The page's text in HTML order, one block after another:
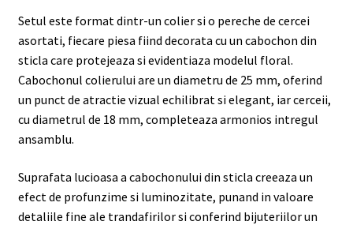
Setul este format dintr-un colier si o pereche de cercei
asortati, fiecare piesa fiind decorata cu un cabochon din
sticla care protejeaza si evidentiaza modelul floral.
Cabochonul colierului are un diametru de 25 mm, oferind
un punct de atractie vizual echilibrat si elegant, iar cerceii,
cu diametrul de 18 mm, completeaza armonios intregul
ansamblu.
Suprafata lucioasa a cabochonului din sticla creeaza un
efect de profunzime si luminozitate, punand in valoare
detaliile fine ale trandafirilor si conferind bijuteriilor un